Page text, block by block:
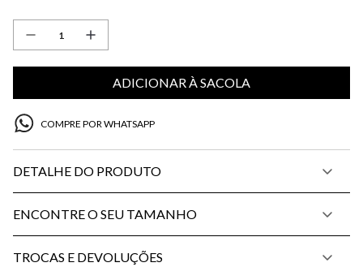
ADICIONAR À SACOLA
COMPRE POR WHATSAPP
DETALHE DO PRODUTO
ENCONTRE O SEU TAMANHO
TROCAS E DEVOLUÇÕES